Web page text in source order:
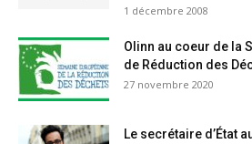
1 décembre 2008
Olinn au coeur de la
de Réduction des
27 novembre 2020
Le secrétaire d’État